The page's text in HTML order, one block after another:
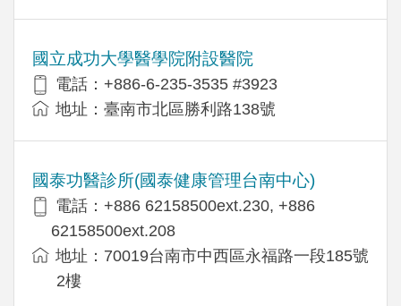
國立成功大學醫學院附設醫院
電話：+886-6-235-3535 #3923
地址：臺南市北區勝利路138號
國泰功醫診所(國泰健康管理台南中心)
電話：+886 62158500ext.230, +886
62158500ext.208
地址：70019台南市中西區永福路一段185號
2樓